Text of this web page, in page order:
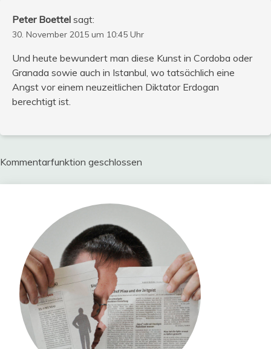
Peter Boettel sagt:
30. November 2015 um 10:45 Uhr
Und heute bewundert man diese Kunst in Cordoba oder
Granada sowie auch in Istanbul, wo tatsächlich eine
Angst vor einem neuzeitlichen Diktator Erdogan
berechtigt ist.
Kommentarfunktion geschlossen